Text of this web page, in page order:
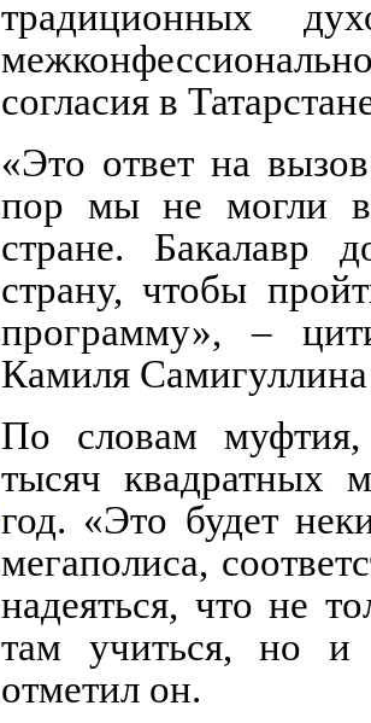
традиционных
согласия в
«Это ответ на
пор мы не могли
стране. Бакалавр
страну, чтобы
программу», –
Камиля
По словам
тысяч квадратных
год. «Это будет
мегаполиса,
надеяться, что не
там учиться, но и
отметил он.